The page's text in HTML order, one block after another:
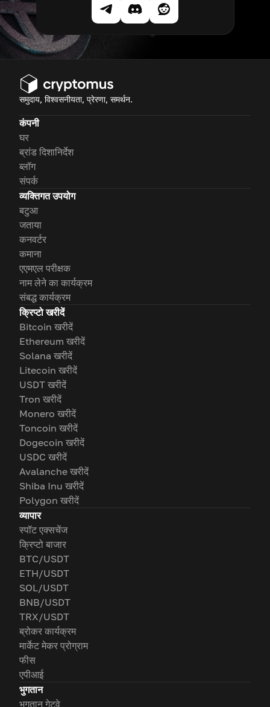
समुदाय, विश्वसनीयता, प्रेरणा, समर्थन.
कंपनी
घर
ब्रांड दिशानिर्देश
ब्लॉग
संपर्क
व्यक्तिगत उपयोग
बटुआ
जताया
कनवर्टर
कमाना
एएमएल परीक्षक
नाम लेने का कार्यक्रम
संबद्ध कार्यक्रम
क्रिप्टो खरीदें
Bitcoin खरीदें
Ethereum खरीदें
Solana खरीदें
Litecoin खरीदें
USDT खरीदें
Tron खरीदें
Monero खरीदें
Toncoin खरीदें
Dogecoin खरीदें
USDC खरीदें
Avalanche खरीदें
Shiba Inu खरीदें
Polygon खरीदें
व्यापार
स्पॉट एक्सचेंज
क्रिप्टो बाजार
BTC/USDT
ETH/USDT
SOL/USDT
BNB/USDT
TRX/USDT
ब्रोकर कार्यक्रम
मार्केट मेकर प्रोग्राम
फीस
एपीआई
भुगतान
भुगतान गेटवे